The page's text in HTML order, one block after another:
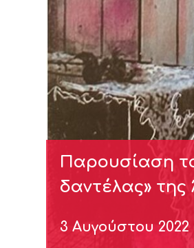
Παρουσίαση
δαντέλας»
3 Αυγούστου 2022